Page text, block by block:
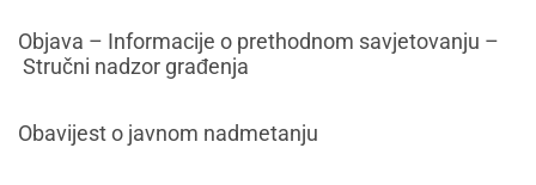
Objava – Informacije o prethodnom savjetovanju –
Stručni nadzor građenja
Obavijest o javnom nadmetanju